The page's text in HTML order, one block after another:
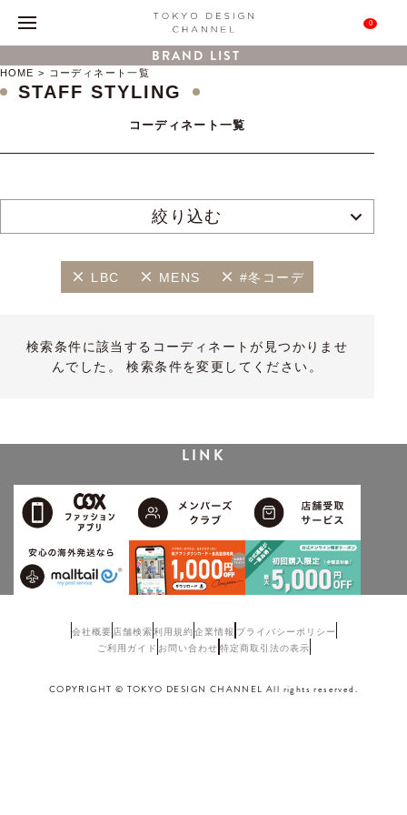
0
BRAND LIST
HOME コーディネート一覧
STAFF STYLING
コーディネート一覧
絞り込む
LBC MENS #冬コーデ
検索条件に該当するコーディネートが見つかりませ
んでした。 検索条件を変更してください。
LINK
会社概要 店舗検索利用規約企業情報 プライバシーポリシー
ご利用ガイド お問い合わせ 特定商取引法の表示
COPYRIGHT © TOKYO DESIGN CHANNEL All rights reserved.